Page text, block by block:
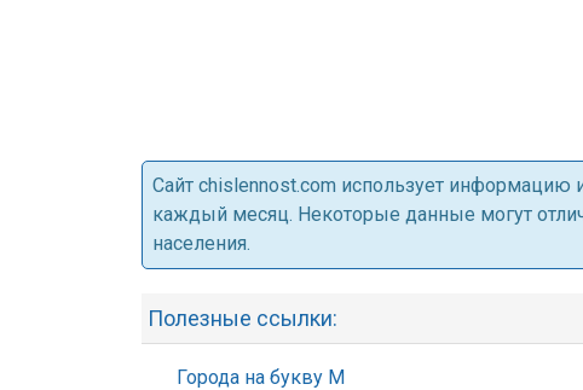
Cайт chislennost.com использует информацию
каждый месяц. Некоторые данные могут
населения.
Полезные ссылки:
Города на букву М